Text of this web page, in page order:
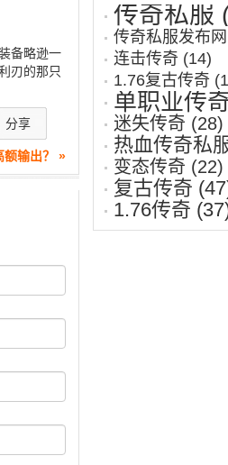
备略逊一
刃的那只
分享
额输出？ »
传奇私服
传奇私服发布网
连击传奇 (14)
1.76复古传奇
单职业传
迷失传奇 (28)
热血传奇私
变态传奇 (22)
复古传奇
1.76传奇